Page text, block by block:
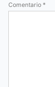
Comentario *